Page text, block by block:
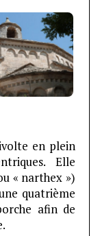
en plein
Elle
« narthex »)
quatrième
afin de